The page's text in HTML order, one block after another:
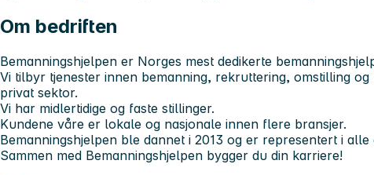
Om bedriften
Bemanningshjelpen er Norges mest dedikerte
Vi tilbyr tjenester innen bemanning, rekruttering, omstilling
privat sektor.
Vi har midlertidige og faste stillinger.
Kundene våre er lokale og nasjonale innen flere bransjer.
Bemanningshjelpen ble dannet i 2013 og er representert i alle
Sammen med Bemanningshjelpen bygger du din karriere!